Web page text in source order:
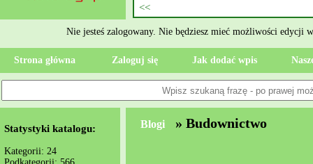
Nie jesteś zalogowany. Nie będziesz mieć możliwości edycji
Strona główna Zaloguj się Jak dodać wpis
Statystyki katalogu:
Kategorii: 24
Blogi » Budownictwo